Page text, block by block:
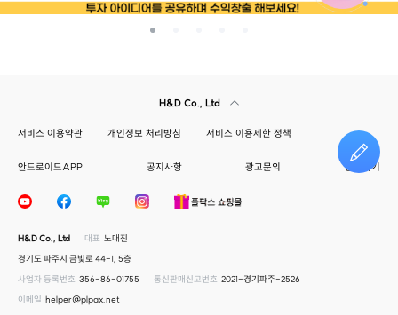
H&D Co., Ltd
서비스 이용약관 개인정보 처리방침 서비스 이용제한 정책
안드로이드APP 공지사항 광고문의 건의하기
H&D Co., Ltd 대표 노대진
경기도 파주시 금빛로 44-1, 5층
사업자 등록번호 356-86-01755 통신판매신고번호 2021-경기파주-2526
이메일 helper@plpax.net